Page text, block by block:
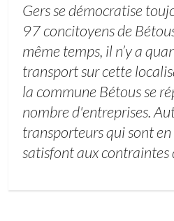
Gers se démocratise
97 concitoyens de
même temps, il n’y a
transport sur cette
la commune Bétous se
nombre d'entreprises.
transporteurs qui sont
satisfont aux contraintes